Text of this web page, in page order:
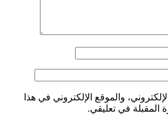
والموقع الإلكتروني في هذا
المقبلة في تعليقي.